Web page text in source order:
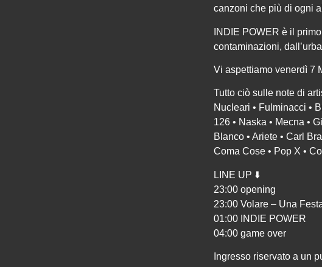
canzoni che più di ogni
INDIE POWER è il
contaminazioni,
Vi aspettiamo venerdì 7
Tutto ciò sulle note di
Nucleari • Fulminacci •
126 • Naska • Mecna •
Blanco • Ariete • Carl
Coma Cose • Pop X •
LINE UP ⬇️
23:00 opening
23:00 Volare – Una
01:00 INDIE POWER
04:00 game over
Ingresso riservato a un